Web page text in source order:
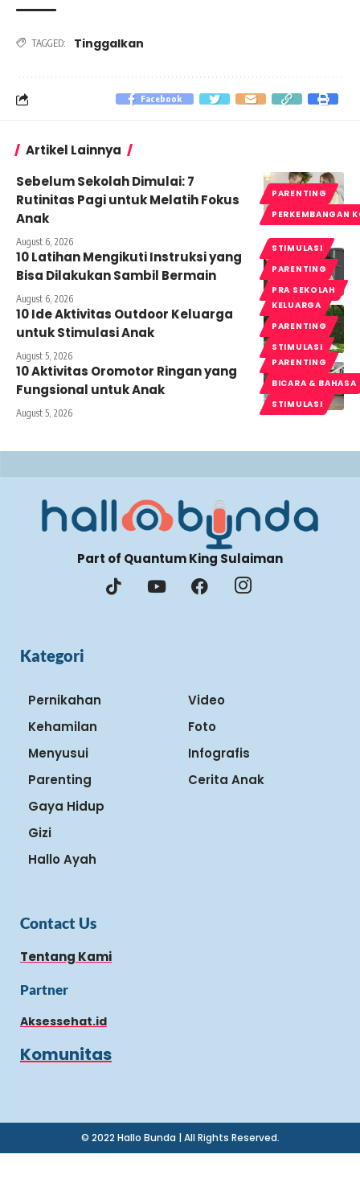
TAGGED: Tinggalkan
Facebook
Artikel Lainnya
PARENTING
PERKEMBANGAN
Sebelum Sekolah Dimulai: 7
Rutinitas Pagi untuk Melatih Fokus
Anak
August 6, 2026
STIMULASI
PARENTING
PRA SEKOLAH
10 Latihan Mengikuti Instruksi yang
Bisa Dilakukan Sambil Bermain
August 6, 2026
KELUARGA
PARENTING
STIMULASI
10 Ide Aktivitas Outdoor Keluarga
untuk Stimulasi Anak
August 5, 2026
PARENTING
BICARA & BAHASA
STIMULASI
10 Aktivitas Oromotor Ringan yang
Fungsional untuk Anak
August 5, 2026
Part of Quantum King Sulaiman
Kategori
Pernikahan
Kehamilan
Menyusui
Parenting
Gaya Hidup
Gizi
Hallo Ayah
Video
Foto
Infografis
Cerita Anak
Contact Us
Tentang Kami
Partner
Aksessehat.id
Komunitas
© 2022 Hallo Bunda | All Rights Reserved.